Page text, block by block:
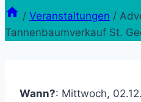
/ Veranstaltungen /
Tannenbaumverkauf St.
Wann?: Mittwoch,